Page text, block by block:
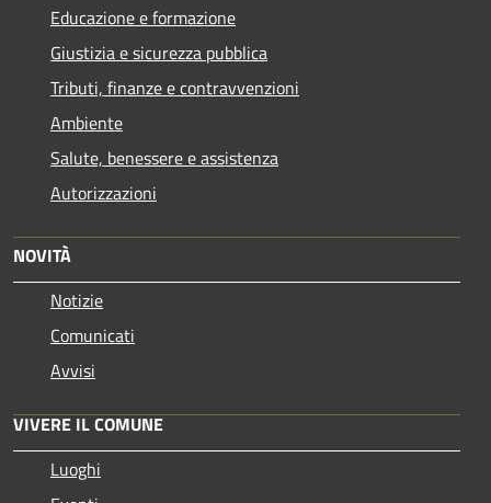
Educazione e formazione
Giustizia e sicurezza pubblica
Tributi, finanze e contravvenzioni
Ambiente
Salute, benessere e assistenza
Autorizzazioni
NOVITÀ
Notizie
Comunicati
Avvisi
VIVERE IL COMUNE
Luoghi